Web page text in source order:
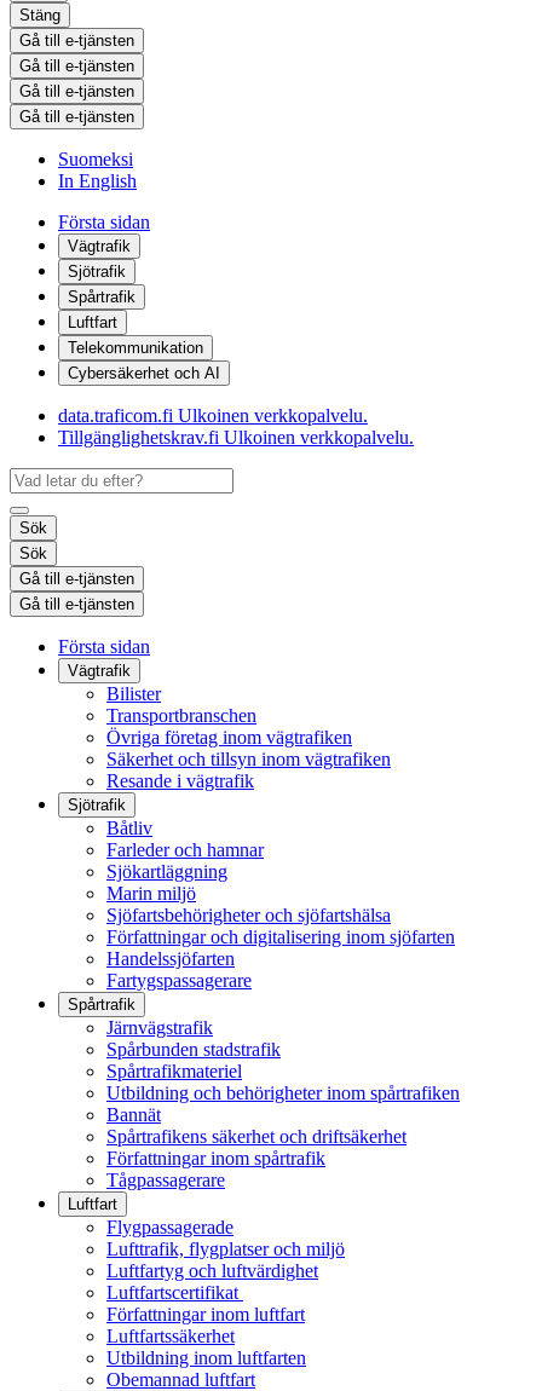
Stäng
Gå till e-tjänsten
Gå till e-tjänsten
Gå till e-tjänsten
Gå till e-tjänsten
Suomeksi
In English
Första sidan
Vägtrafik
Sjötrafik
Spårtrafik
Luftfart
Telekommunikation
Cybersäkerhet och AI
data.traficom.fi Ulkoinen verkkopalvelu.
Tillgänglighetskrav.fi Ulkoinen verkkopalvelu.
Sök
Sök
Gå till e-tjänsten
Gå till e-tjänsten
Första sidan
Vägtrafik
Bilister
Transportbranschen
Övriga företag inom vägtrafiken
Säkerhet och tillsyn inom vägtrafiken
Resande i vägtrafik
Sjötrafik
Båtliv
Farleder och hamnar
Sjökartläggning
Marin miljö
Sjöfartsbehörigheter och sjöfartshälsa
Författningar och digitalisering inom sjöfarten
Handelssjöfarten
Fartygspassagerare
Spårtrafik
Järnvägstrafik
Spårbunden stadstrafik
Spårtrafikmateriel
Utbildning och behörigheter inom spårtrafiken
Bannät
Spårtrafikens säkerhet och driftsäkerhet
Författningar inom spårtrafik
Tågpassagerare
Luftfart
Flygpassagerade
Lufttrafik, flygplatser och miljö
Luftfartyg och luftvärdighet
Luftfartscertifikat
Författningar inom luftfart
Luftfartssäkerhet
Utbildning inom luftfarten
Obemannad luftfart